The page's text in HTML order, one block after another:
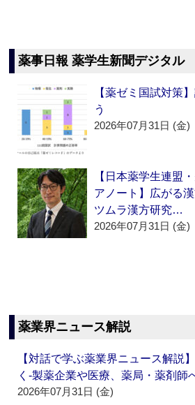
薬事日報 薬学生新聞デジタル
【薬ゼミ国試対策
う
2026年07月31日 (金)
【日本薬学生連盟
アノート】広がる
ツムラ漢方研究…
2026年07月31日 (金)
薬業界ニュース解説
【対話で学ぶ薬業界ニュース解説
く‐製薬企業や医療、薬局・薬剤師
2026年07月31日 (金)